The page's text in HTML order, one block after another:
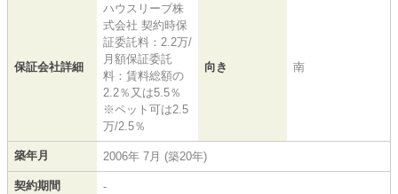
保証会社詳細
ハウスリーブ株
式会社 契約時保
証委託料：2.2万/
月額保証委託
料：賃料総額の
2.2％又は5.5％
※ペット可は2.5
万/2.5％
向き 南
築年月 2006年 7月 (築20年)
契約期間 -